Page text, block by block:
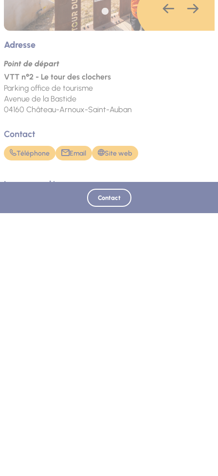
Adresse
Point de départ
VTT n°2 - Le tour des clochers
Parking office de tourisme
Avenue de la Bastide
04160 Château-Arnoux-Saint-Auban
Contact
Téléphone Email Site web
Langue parlée
Contact